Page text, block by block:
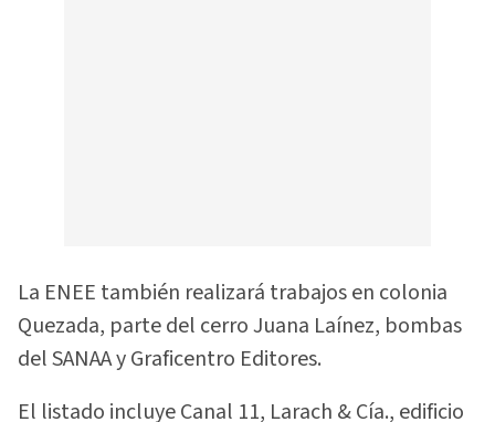
La ENEE también realizará trabajos en colonia
Quezada, parte del cerro Juana Laínez, bombas
del SANAA y Graficentro Editores.
El listado incluye Canal 11, Larach & Cía., edificio